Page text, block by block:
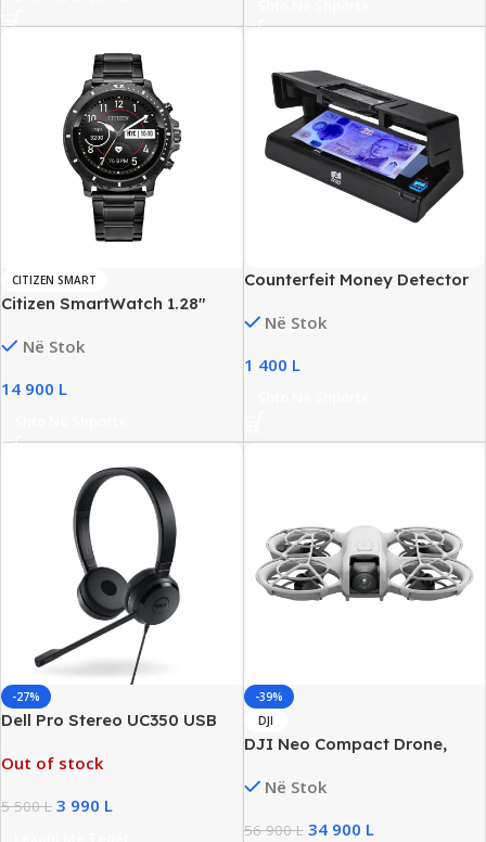
CITIZEN SMART
Citizen SmartWatch 1.28″
Në Stok
14 900 L
Counterfeit Money Detector
Detection
Në Stok
1 400 L
-27%
Dell Pro Stereo UC350 USB
Headset, New
Out of stock
5 500L 3 990 L
-39%
DJI
DJI Neo Compact Drone,
Storage, New
Në Stok
56 900L 34 900 L